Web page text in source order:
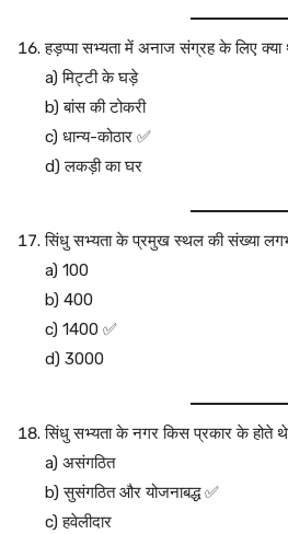
हड़प्पा सभ्यता में अनाज संग्रह के लिए क्या
a) मिट्टी के घड़े
b) बांस की टोकरी
c) धान्य-कोठार ✅
d) लकड़ी का घर
सिंधु सभ्यता के प्रमुख स्थल की संख्या
a) 100
b) 400
c) 1400 ✅
d) 3000
सिंधु सभ्यता के नगर किस प्रकार के होते
a) असंगठित
b) सुसंगठित और योजनाबद्ध ✅
c) हवेलीदार